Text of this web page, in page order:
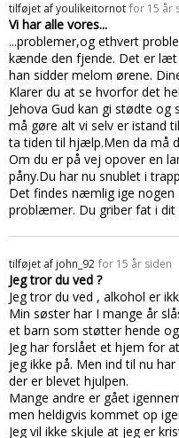
tilføjet afyoulikeitornot for 15 år
Vi har alle vores...
...problemer,og ethvert
kænde den fjende. Det er
han sidder melom ørene.
Klarer du at se hvorfor det
Jehova Gud kan gi stødte
må gøre alt vi selv er istand
ta tiden til hjælp.Men da må
Om du er på vej opover en
påny.Du har nu snublet i
Det findes næmlig ige nogen
problæmer. Du griber fat i
tilføjet af john_92 for 15 år siden
Jeg tror du ved ?
Jeg tror du ved , alkohol er
Min søster har I mange år
et barn som støtter hende
Jeg har forslået et hjem for
jeg ikke på. Men ind til nu
der er blevet hjulpen.
Mange andre er gået
men heldigvis kommet op
Jeg vil ikke skjule at jeg er